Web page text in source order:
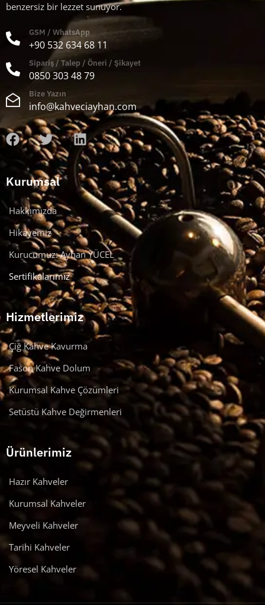
benzersiz bir lezzet sunuyor.
GSM / WhatsApp
+90 532 634 68 11
Sipariş / Talep / Öneri / Şikayet
0850 303 48 79
Bize Yazın
info@kahveciayhan.com
Kurumsal
Hakkımızda
Hikayemiz
Kurucumuz: Ayhan YÜCEL
Sertifikalarımız
Hizmetlerimiz
Çiğ Kahve Kavurma
Fason Kahve Dolum
Kurumsal Kahve Çözümleri
Setüstü Kahve Değirmenleri
Ürünlerimiz
Hazır Kahveler
Kurumsal Kahveler
Meyveli Kahveler
Tarihi Kahveler
Yöresel Kahveler